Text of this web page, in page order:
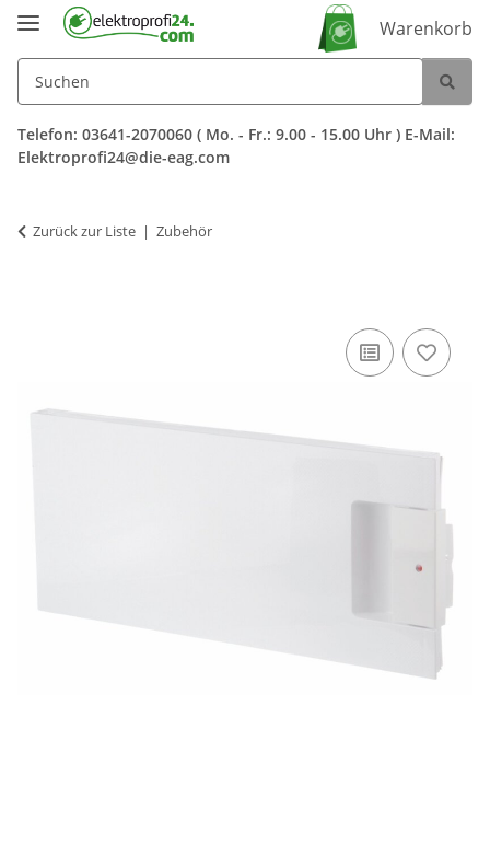
Warenkorb
Telefon: 03641-2070060 ( Mo. - Fr.: 9.00 - 15.00 Uhr ) E-Mail:
Elektroprofi24@die-eag.com
Zurück zur Liste Zubehör